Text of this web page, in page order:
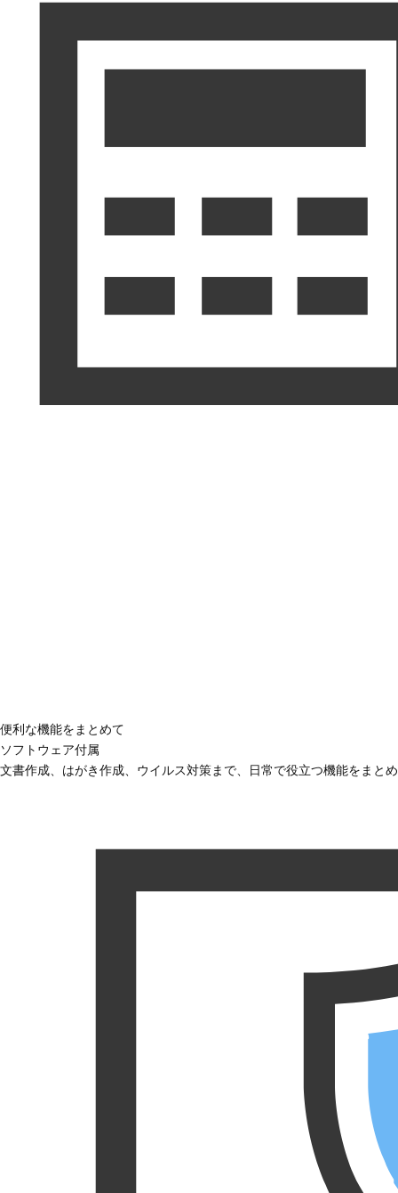
便利な機能をまとめて
ソフトウェア付属
文書作成、はがき作成、ウイルス対策まで、日常で役立つ機能をまと